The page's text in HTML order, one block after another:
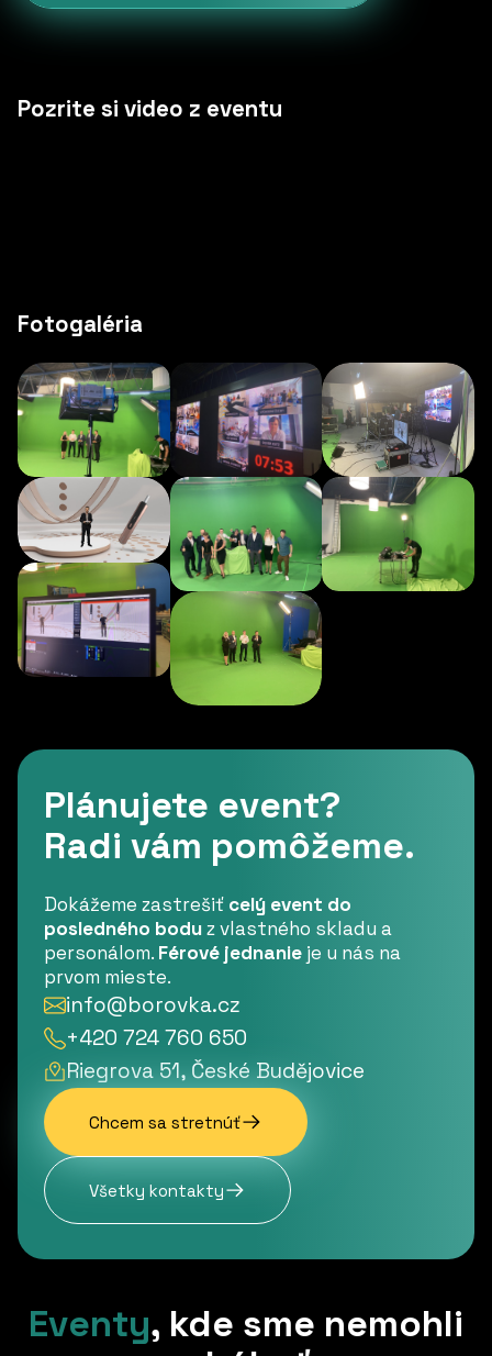
Pozrite si video z eventu
Fotogaléria
Plánujete event?
Radi vám pomôžeme.
Dokážeme zastrešiť celý event do
posledného boduz vlastného skladu a
personálom. Férové jednanie je u nás na
prvom mieste.
info@borovka.cz
+420 724 760 650
Riegrova 51, České Budějovice
Chcem sa stretnúť
Všetky kontakty
Eventy, kde sme nemohli